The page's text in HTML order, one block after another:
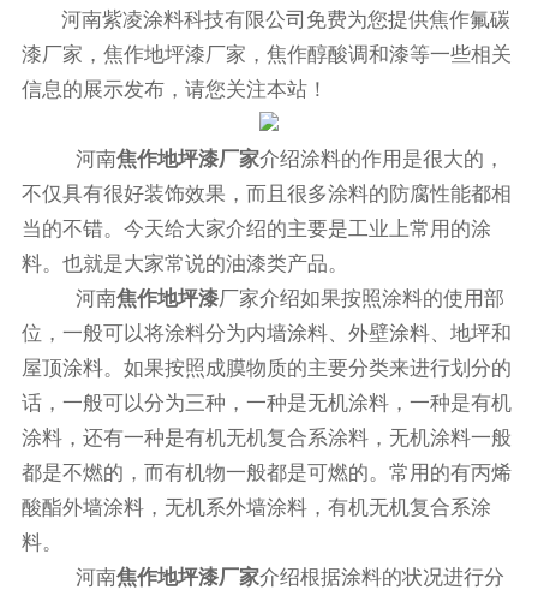
河南紫凌涂料科技有限公司免费为您提供焦作氟碳
漆厂家 ，焦作地坪漆厂家，焦作醇酸调和漆等一些相关
信息的展示发布，请您关注本站！
河南焦作地坪漆厂家介绍涂料的作用是很大的，
不仅具有很好装饰效果，而且很多涂料的防腐性能都相
当的不错。今天给大家介绍的主要是工业上常用的涂
料。也就是大家常说的油漆类产品。
河南焦作地坪漆厂家介绍如果按照涂料的使用部
位，一般可以将涂料分为内墙涂料、外壁涂料、地坪和
屋顶涂料。如果按照成膜物质的主要分类来进行划分的
话，一般可以分为三种，一种是无机涂料，一种是有机
涂料，还有一种是有机无机复合系涂料，无机涂料一般
都是不燃的，而有机物一般都是可燃的。常用的有丙烯
酸酯外墙涂料，无机系外墙涂料，有机无机复合系涂
料。
河南焦作地坪漆厂家介绍根据涂料的状况进行分